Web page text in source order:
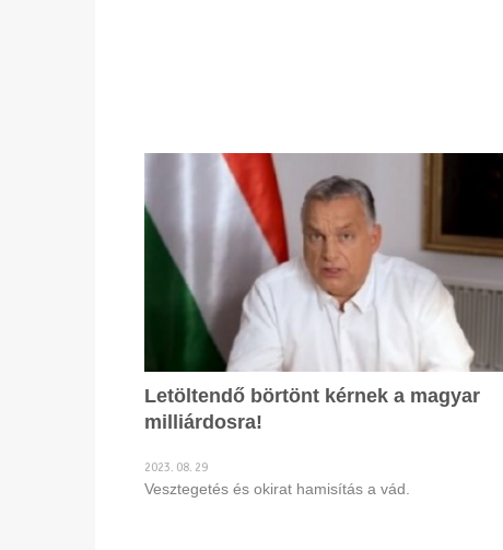
Letöltendő börtönt kérnek a magyar
milliárdosra!
2023. 08. 29
Vesztegetés és okirat hamisítás a vád.